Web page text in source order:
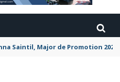
Saintil, Major de Promotion